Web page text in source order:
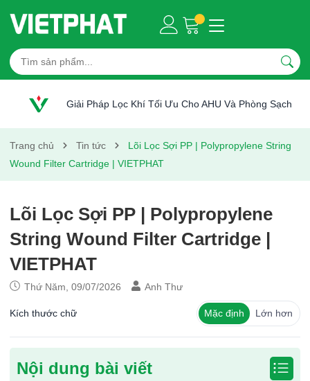
Giải Pháp Lọc Khí Tối Ưu Cho AHU Và Phòng Sạch
Trang chủ Tin tức
Lõi Lọc Sợi PP | Polypropylene String
Wound Filter Cartridge | VIETPHAT
Lõi Lọc Sợi PP | Polypropylene
String Wound Filter Cartridge |
VIETPHAT
Thứ Năm, 09/07/2026 Anh Thư
Kích thước chữ Mặc định Lớn hơn
Nội dung bài viết